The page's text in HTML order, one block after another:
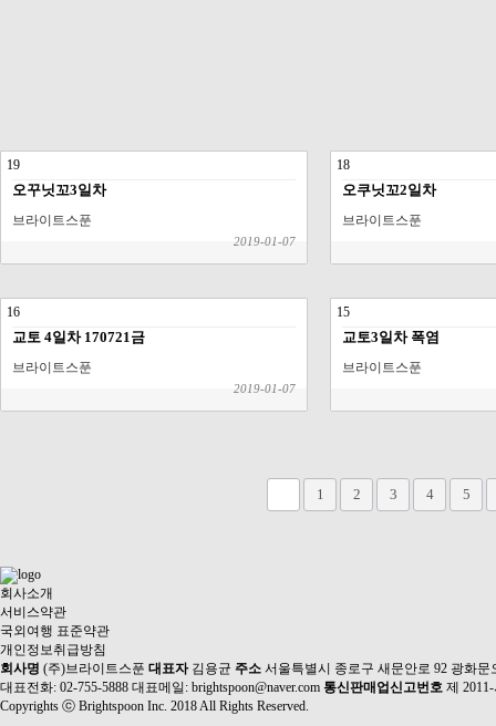
19
오꾸닛꼬3일차
브라이트스푼
2019-01-07
18
오쿠닛꼬2일차
브라이트스푼
16
교토 4일차 170721금
브라이트스푼
2019-01-07
15
교토3일차 폭염
브라이트스푼
1 2 3 4 5
회사소개
서비스약관
국외여행 표준약관
개인정보취급방침
회사명 (주)브라이트스푼 대표자김용균 주소 서울특별시 종로구 새문안로 92 광화
대표전화: 02-755-5888 대표메일: brightspoon@naver.com 통신판매업신고번호 제
Copyrights ⓒ Brightspoon Inc. 2018 All Rights Reserved.